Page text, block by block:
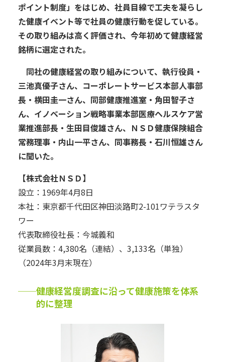
ポイント制度」をはじめ、社員目線で工夫を凝らし
た健康イベント等で社員の健康行動を促している。
その取り組みは高く評価され、今年初めて健康経営
銘柄に選定された。
同社の健康経営の取り組みについて、執行役員・
三池真優子さん、コーポレートサービス本部人事部
長・横田圭一さん、同部健康推進室・角田智子さ
ん、イノベーション戦略事業本部医療ヘルスケア営
業推進部長・生田目俊雄さん、ＮＳＤ健康保険組合
常務理事・内山一平さん、同事務長・石川恒雄さん
に聞いた。
【株式会社ＮＳＤ】
設立：1969年4月8日
本社：東京都千代田区神田淡路町2-101ワテラスタ
ワー
代表取締役社長：今城義和
従業員数：4,380名（連結）、3,133名（単独）
（2024年3月末現在）
──健康経営度調査に沿って健康施策を体系
的に整理